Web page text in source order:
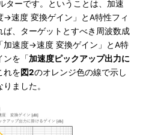
ターです。ということは、加速
→速度 変換ゲイン」とA特性フィ
、ターゲットとすべき周波数成
加速度→速度 変換ゲイン」とA特
ンを「加速度ピックアップ出力に
れを図2のオレンジ色の線で示し
ました。